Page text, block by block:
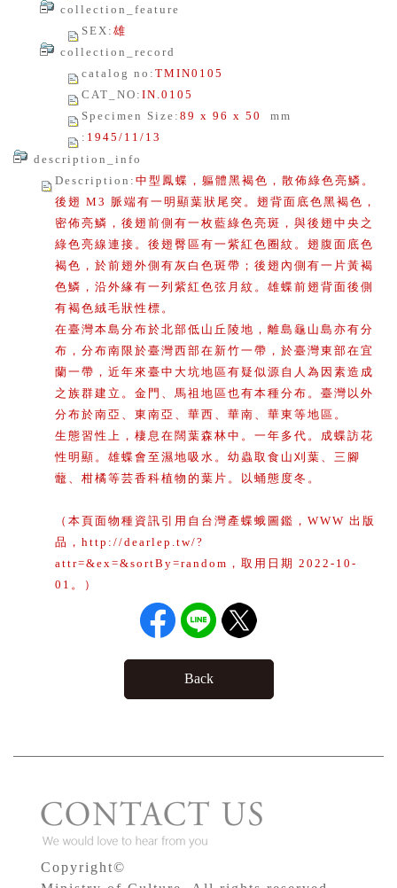
collection_feature
SEX : 雄
collection_record
catalog no : TMIN0105
CAT_NO : IN.0105
Specimen Size : 89 x 96 x 50
mm
: 1945/11/13
description_info
Description : 中型鳳蝶，軀體黑褐色，散佈綠色亮鱗。
後翅 M3 脈端有一明顯葉狀尾突。翅背面底色黑褐色，
密佈亮鱗，後翅前側有一枚藍綠色亮斑，與後翅中央之
綠色亮線連接。後翅臀區有一紫紅色圈紋。翅腹面底色
褐色，於前翅外側有灰白色斑帶；後翅內側有一片黃褐
色鱗，沿外緣有一列紫紅色弦月紋。雄蝶前翅背面後側
有褐色絨毛狀性標。
在臺灣本島分布於北部低山丘陵地，離島龜山島亦有分
布，分布南限於臺灣西部在新竹一帶，於臺灣東部在宜
蘭一帶，近年來臺中大坑地區有疑似源自人為因素造成
之族群建立。金門、馬祖地區也有本種分布。臺灣以外
分布於南亞、東南亞、華西、華南、華東等地區。
生態習性上，棲息在闊葉森林中。一年多代。成蝶訪花
性明顯。雄蝶會至濕地吸水。幼蟲取食山刈葉、三腳
虌、柑橘等芸香科植物的葉片。以蛹態度冬。
（本頁面物種資訊引用自台灣產蝶蛾圖鑑，WWW 出版
品，http://dearlep.tw/?
attr=&ex=&sortBy=random，取用日期 2022-10-
01。）
Back
Copyright©